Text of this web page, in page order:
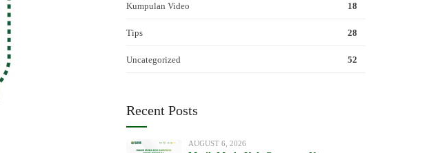
Kumpulan Video 18
Tips 28
Uncategorized 52
Recent Posts
AUGUST 6, 2026